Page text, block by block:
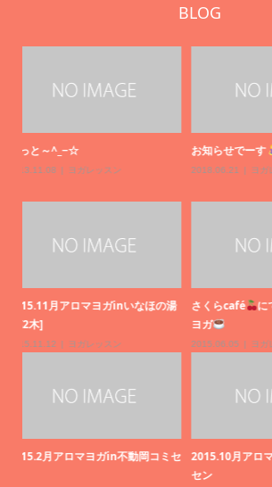
BLOG
エアリアルヨガで姿勢改善！
2021.11.21 エアリアルヨガ
11月プログラ
2021.10.23
ホリデイスポーツクラブでのプール
supヨガ
2021.10.18 SUP yoga
ホームページ
た！
2021.10.13